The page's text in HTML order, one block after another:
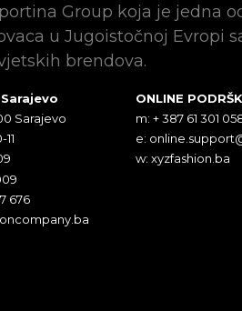
Group koja je jedna
u Jugoistočnoj Evropi
brendova.
Sarajevo
676
ONLINE
m: + 387 61 301
e:
w: xyzfashion.ba